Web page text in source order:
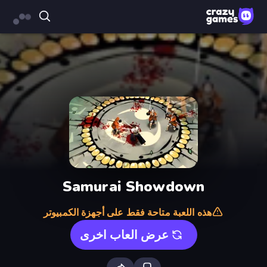
Samurai Showdown
هذه اللعبة متاحة فقط على أجهزة الكمبيوتر
عرض العاب اخرى